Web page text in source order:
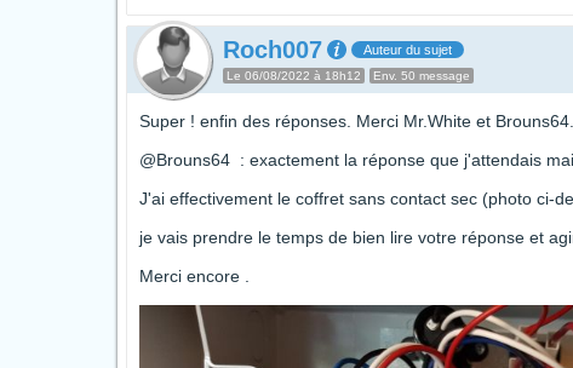
Roch007 Auteur du sujet
Le 06/08/2022 à 18h12 Env. 50 message
Super ! enfin des réponses. Merci Mr.White et Brouns64.
@Brouns64 : exactement la réponse que j'attendais
J'ai effectivement le coffret sans contact sec (photo ci-
je vais prendre le temps de bien lire votre réponse et
Merci encore .